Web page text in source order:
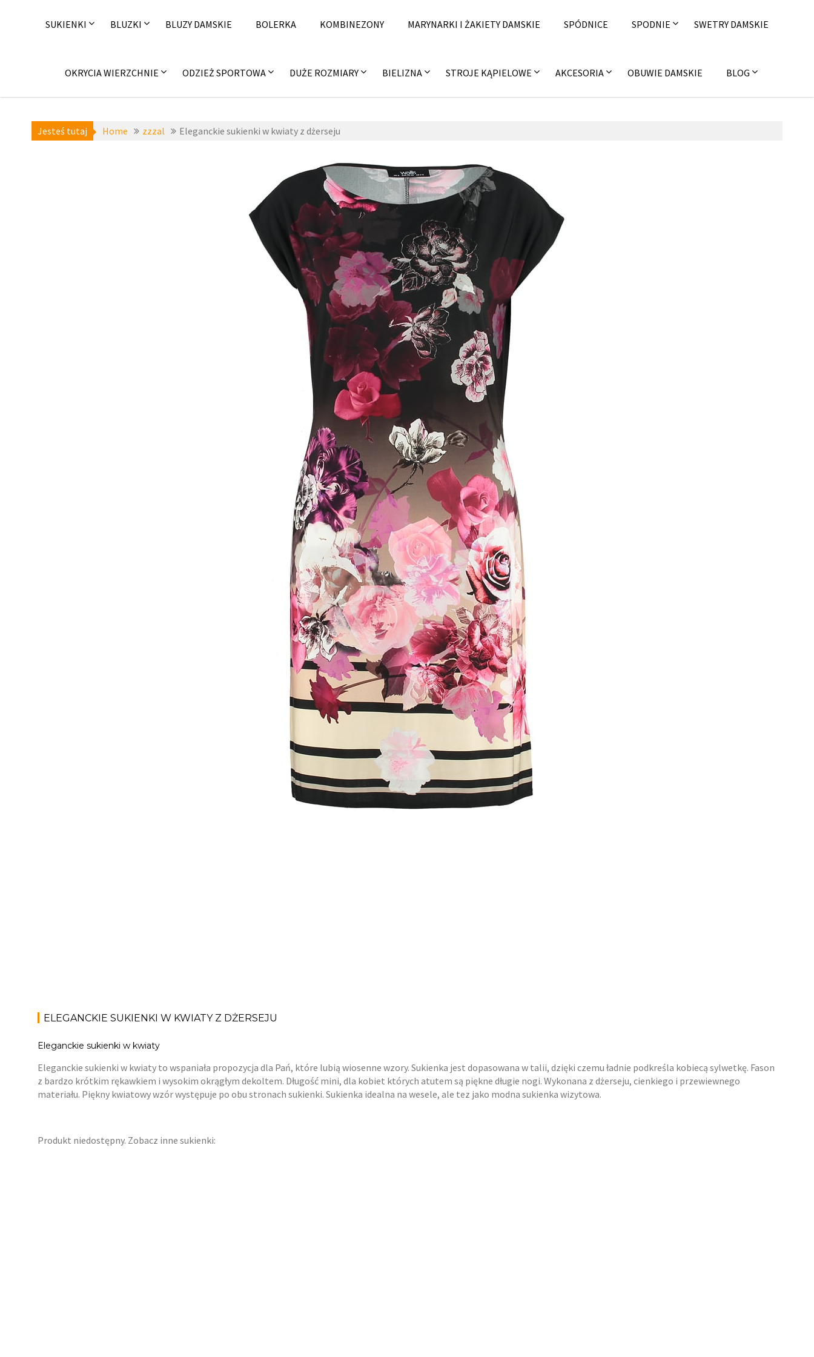
SUKIENKI BLUZKI BLUZY DAMSKIE BOLERKA KOMBINEZONY MARYNARKI I ŻAKIETY DAMSKIE SPÓDNICE SPODNIE SWETRY DAMSKIE
OKRYCIA WIERZCHNIE ODZIEŻ SPORTOWA DUŻE ROZMIARY BIELIZNA STROJE KĄPIELOWE AKCESORIA OBUWIE DAMSKIE BLOG
Jesteś tutaj Home zzzal Eleganckie sukienki w kwiaty z dżerseju
fashion4u.pl
ELEGANCKIE SUKIENKI W KWIATY Z DŻERSEJU
Eleganckie sukienki w kwiaty
Eleganckie sukienki w kwiaty to wspaniała propozycja dla Pań, które lubią wiosenne wzory. Sukienka jest dopasowana w talii, dzięki czemu ładnie podkreśla kobiecą sylwetkę. Fason
z bardzo krótkim rękawkiem i wysokim okrągłym dekoltem. Długość mini, dla kobiet których atutem są piękne długie nogi. Wykonana z dżerseju, cienkiego i przewiewnego
materiału. Piękny kwiatowy wzór występuje po obu stronach sukienki. Sukienka idealna na wesele, ale tez jako modna sukienka wizytowa.
Produkt niedostępny. Zobacz inne sukienki: